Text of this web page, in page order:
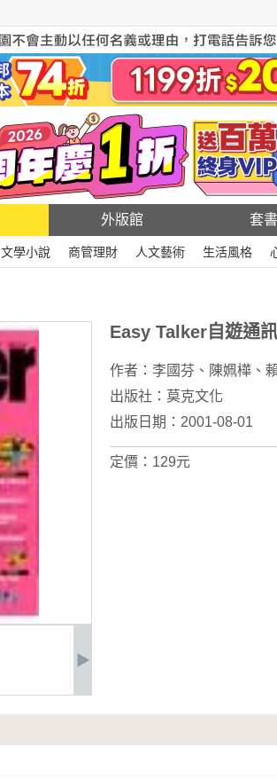
外版館 套
文學小說 商管理財 人文藝術 生活風格
Easy Talker自遊通
作者： 李國芬 、 陳姵樺 、
出版社： 莫克文化
出版日期：2001-08-01
定價：129元